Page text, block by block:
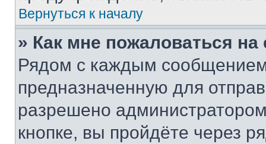
Вернуться к началу
» Как мне пожаловаться
Рядом с каждым сообщением
предназначенную для
разрешено
кнопке, вы пройдёте через